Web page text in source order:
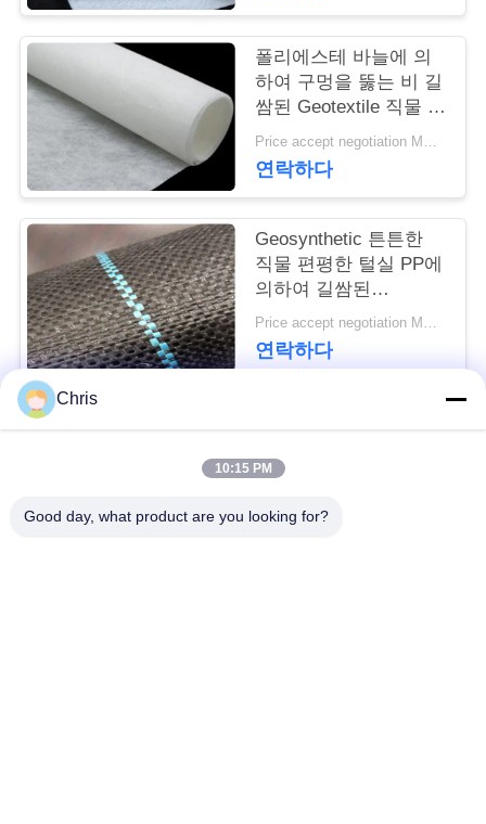
세
요
스
인
용
문
을
요
하
폴리에스테 바늘에 의
하여 구멍을 뚫는 비 길
쌈된 Geotextile 직물 비
길쌈된 반대로 - 산화 Price accept negotiation MOQ:100sq.m.
연락하다
Geosynthetic 튼튼한
직물 편평한 털실 PP에
의하여 길쌈된
Geotextile는을 위한 잔
디를 성장합니다 막습
니다
Price accept negotiation MOQ:1000 sq.m.
연락하다
비 부직물 산업용 롤러
Chris
10:15 PM
Good day, what product are you looking for?